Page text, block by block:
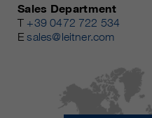
Sales Department
T +39 0472 722 534
Esales@leitner.com